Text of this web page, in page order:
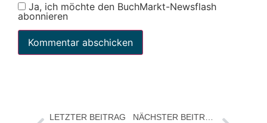
Ja, ich möchte den BuchMarkt-Newsflash
abonnieren
LETZTER BEITRAG